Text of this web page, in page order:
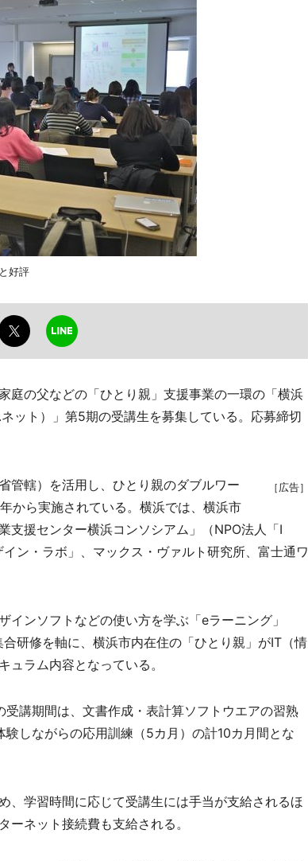
好評
の父などの「ひとり親」支援事業の一環の「横浜
ット）」第5期の受講生を募集している。応募締切
［広告］
管轄）を活用し、ひとり親のダブルワー
から実施されている。横浜では、横浜市
支援センター横浜コンソシアム」（NPO法人「I
ン・ラボ」、マックス・ヴァルト研究所、富士通ワ
ンソフトなどの使い方を学ぶ「eラーニング」
研修を軸に、横浜市内在住の「ひとり親」がIT（情
ラム内容となっている。
講期間は、文書作成・表計算ソフトウエアの習熟
しながらの応用訓練（5カ月）の計10カ月間とな
学習時間に応じて受講生には手当が支給されるほ
ネット接続費も支給される。